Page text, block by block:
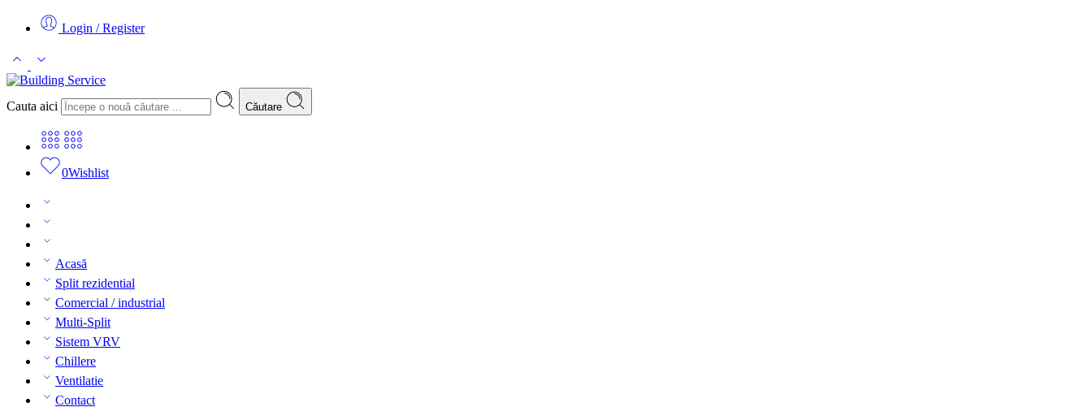
Login / Register
Cauta aici Căutare
0Wishlist
Acasă
Split rezidential
Comercial / industrial
Multi-Split
Sistem VRV
Chillere
Ventilatie
Contact